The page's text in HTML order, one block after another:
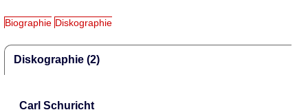
Biographie Diskographie
Diskographie (2)
Carl Schuricht